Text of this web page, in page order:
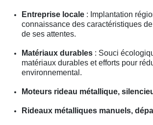
Entreprise locale : Implantation
connaissance des caractéristiques
de ses attentes.
Matériaux durables : Souci
matériaux durables et efforts pour
environnemental.
Moteurs rideau métallique,
Rideaux métalliques manuels,